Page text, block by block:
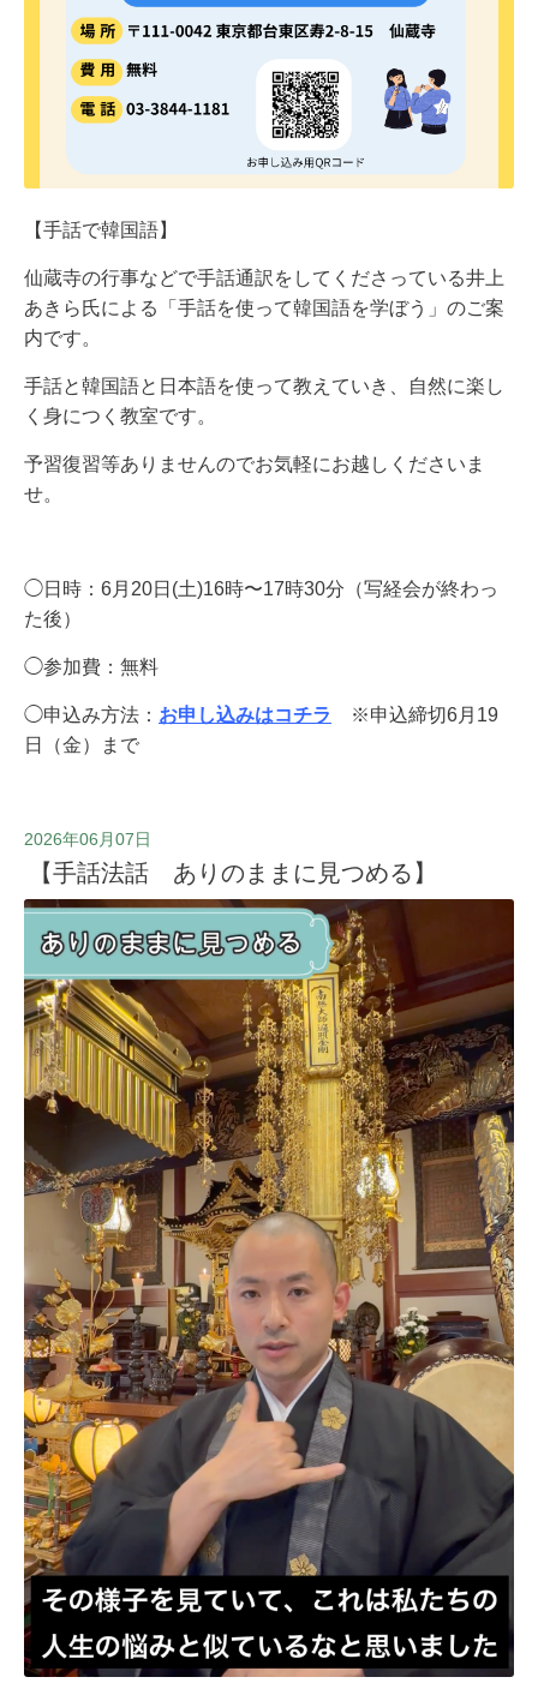
【手話で韓国語】
仙蔵寺の行事などで手話通訳をしてくださっている井上
あきら氏による「手話を使って韓国語を学ぼう」のご案
内です。
手話と韓国語と日本語を使って教えていき、自然に楽し
く身につく教室です。
予習復習等ありませんのでお気軽にお越しくださいま
せ。
◯日時：6月20日(土)16時〜17時30分（写経会が終わっ
た後）
◯参加費：無料
◯申込み方法： お申し込みはコチラ
※申込締切6月19
日（金）まで
2026年06月07日
【手話法話 ありのままに見つめる】